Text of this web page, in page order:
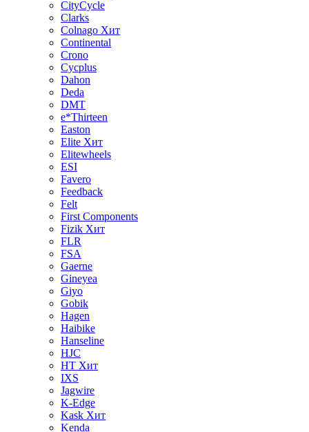
CityCycle
Clarks
Colnago Хит
Continental
Crono
Cycplus
Dahon
Deda
DMT
e*Thirteen
Easton
Elite Хит
Elitewheels
ESI
Favero
Feedback
Felt
First Components
Fizik Хит
FLR
FSA
Gaerne
Gineyea
Giyo
Gobik
Hagen
Haibike
Hanseline
HJC
HT Хит
IXS
Jagwire
K-Edge
Kask Хит
Kenda